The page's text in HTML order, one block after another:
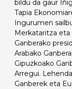
bildu da gaur
Tapia
Ingurumen
Merkataritza
Ganberako
Arabako
Gipuzkoako
Arregui.
Ganberek eta